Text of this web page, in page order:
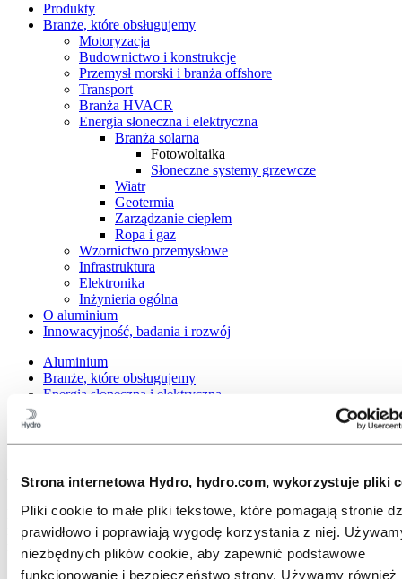
Strona internetowa Hydro, hydro.com, wykorzystuje pliki
Pliki cookie to małe pliki tekstowe, które pomagają stronie
prawidłowo i poprawiają wygodę korzystania z niej.
niezbędnych plików cookie, aby zapewnić podstawowe
funkcjonowanie i bezpieczeństwo strony. Używamy również
Produkty
Branże, które obsługujemy
Motoryzacja
Budownictwo i konstrukcje
Przemysł morski i branża offshore
Transport
Branża HVACR
Energia słoneczna i elektryczna
Branża solarna
Fotowoltaika
Słoneczne systemy grzewcze
Wiatr
Geotermia
Zarządzanie ciepłem
Ropa i gaz
Wzornictwo przemysłowe
Infrastruktura
Elektronika
Inżynieria ogólna
O aluminium
Innowacyjność, badania i rozwój
Aluminium
Branże, które obsługujemy
Energia słoneczna i elektryczna
Aluminium w fotowoltaice
Rozwiązania aluminiowe mogą posłużyć do konstrukcji lub
montażu ram modułów fotowoltaicznych, a także systemów
montażowych do modułów fotowoltaicznych.